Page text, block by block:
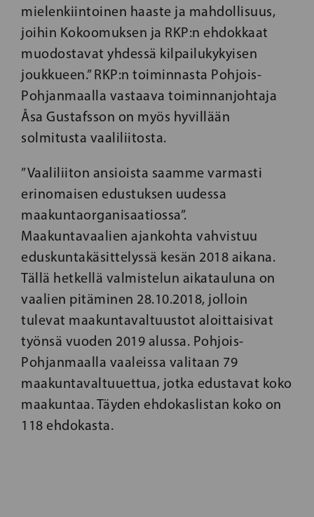
mielenkiintoinen haaste ja mahdollisuus,
joihin Kokoomuksen ja RKP:n ehdokkaat
muodostavat yhdessä kilpailukykyisen
joukkueen.” RKP:n toiminnasta Pohjois-
Pohjanmaalla vastaava toiminnanjohtaja
Åsa Gustafsson on myös hyvillään
solmitusta vaaliliitosta.
”Vaaliliiton ansioista saamme varmasti
erinomaisen edustuksen uudessa
maakuntaorganisaatiossa”.
Maakuntavaalien ajankohta vahvistuu
eduskuntakäsittelyssä kesän 2018 aikana.
Tällä hetkellä valmistelun aikatauluna on
vaalien pitäminen 28.10.2018, jolloin
tulevat maakuntavaltuustot aloittaisivat
työnsä vuoden 2019 alussa. Pohjois-
Pohjanmaalla vaaleissa valitaan 79
maakuntavaltuuettua, jotka edustavat koko
maakuntaa. Täyden ehdokaslistan koko on
118 ehdokasta.